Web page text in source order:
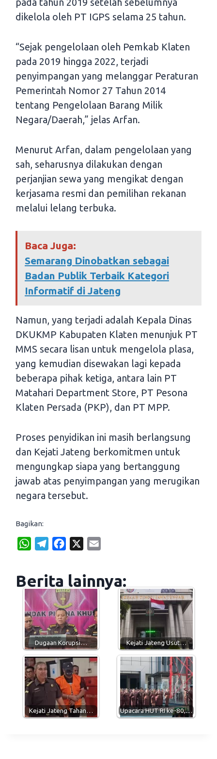
dikelola oleh PT IGPS selama 25 tahun.
“Sejak pengelolaan oleh Pemkab Klaten
pada 2019 hingga 2022, terjadi
penyimpangan yang melanggar Peraturan
Pemerintah Nomor 27 Tahun 2014
tentang Pengelolaan Barang Milik
Negara/Daerah,” jelas Arfan.
Menurut Arfan, dalam pengelolaan yang
sah, seharusnya dilakukan dengan
perjanjian sewa yang mengikat dengan
kerjasama resmi dan pemilihan rekanan
melalui lelang terbuka.
Baca Juga:
Semarang Dinobatkan sebagai
Badan Publik Terbaik Kategori
Informatif di Jateng
Namun, yang terjadi adalah Kepala Dinas
DKUKMP Kabupaten Klaten menunjuk PT
MMS secara lisan untuk mengelola plasa,
yang kemudian disewakan lagi kepada
beberapa pihak ketiga, antara lain PT
Matahari Department Store, PT Pesona
Klaten Persada (PKP), dan PT MPP.
Proses penyidikan ini masih berlangsung
dan Kejati Jateng berkomitmen untuk
mengungkap siapa yang bertanggung
jawab atas penyimpangan yang merugikan
negara tersebut.
Bagikan:
W
t
A
p
p
e
g
r
a
m
e
b
o
o
k
i
Berita lainnya:
Dugaan Korupsi… Kejati Jateng Usut…
Kejati Jateng Tahan… Upacara HUT RI ke-80,…